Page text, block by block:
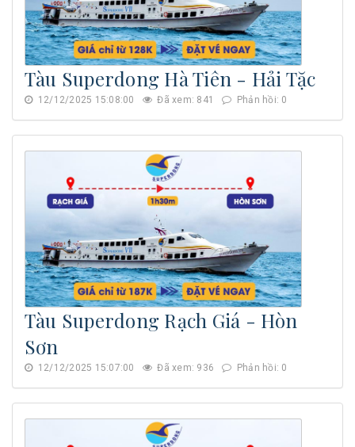
Tàu Superdong Hà Tiên - Hải Tặc
12/12/2025 15:08:00 Đã xem: 841 Phản hồi: 0
Tàu Superdong Rạch Giá - Hòn
Sơn
12/12/2025 15:07:00 Đã xem: 936 Phản hồi: 0